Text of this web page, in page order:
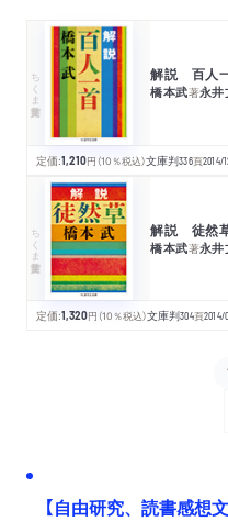
ちくま学芸文庫 解説 百人
橋本武著永井
定価:1,210円 （10％税込）文庫判336頁2014/
ちくま学芸文庫 解説 徒然
橋本武著永井
定価:1,320円 （10％税込）文庫判304頁2014/
【自由研究、読書感